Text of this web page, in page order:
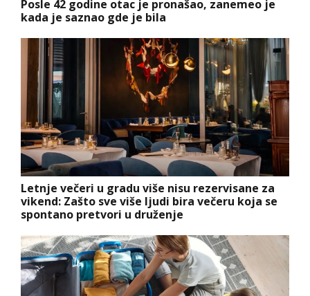
Posle 42 godine otac je pronašao, zanemeo je
kada je saznao gde je bila
Letnje večeri u gradu više nisu rezervisane za
vikend: Zašto sve više ljudi bira večeru koja se
spontano pretvori u druženje